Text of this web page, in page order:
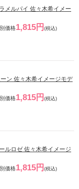
メルパイ 佐々木希イメー
価格1,815円 (税込)
ン 佐々木希イメージモデ
価格1,815円 (税込)
ルロゼ 佐々木希イメージ
価格1,815円 (税込)